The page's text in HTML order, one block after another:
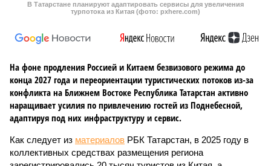
В Татарстане планируют адаптировать сервисы для увеличения
турпотока из Китая (фото: pxhere.com)
На фоне продления Россией и Китаем безвизового режима до
конца 2027 года и переориентации туристических потоков из-за
конфликта на Ближнем Востоке Республика Татарстан активно
наращивает усилия по привлечению гостей из Поднебесной,
адаптируя под них инфраструктуру и сервис.
Как следует из материалов РБК Татарстан, в 2025 году в
коллективных средствах размещения региона